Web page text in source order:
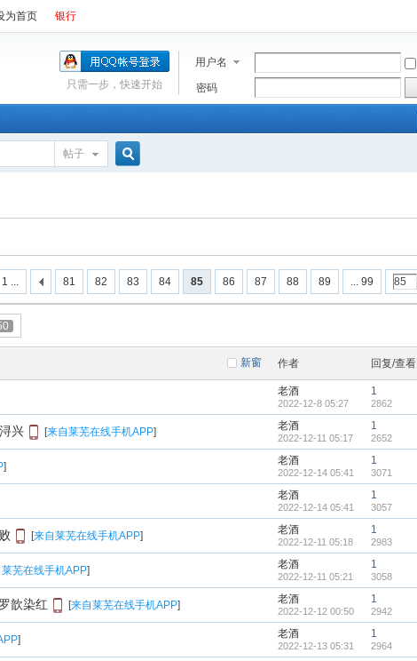
为首页 银行
用户名
密码
只需一步，快速开始
帖子
索
1 ... 81 82 83 84 85 86 87 88 89 ... 99
新窗 作者 回复/查看
老酒
2022-12-8 05:27
1
2862
兴 [来自莱芜在线手机APP] 老酒
2022-12-11 05:17
1
2652
] 老酒
2022-12-14 05:41
1
3071
老酒
2022-12-14 05:41
1
3057
[来自莱芜在线手机APP] 老酒
2022-12-11 05:18
1
2983
芜在线手机APP] 老酒
2022-12-11 05:21
1
3058
歆染红 [来自莱芜在线手机APP] 老酒
2022-12-12 00:50
1
2942
] 老酒
2022-12-13 05:31
1
2964